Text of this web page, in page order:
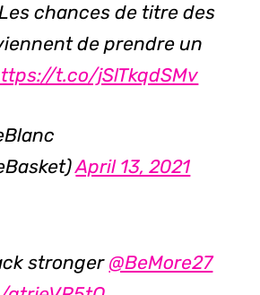
chances de titre des
de prendre un
t.co/jSlTkqdSMv
April 13, 2021
stronger@BeMore27